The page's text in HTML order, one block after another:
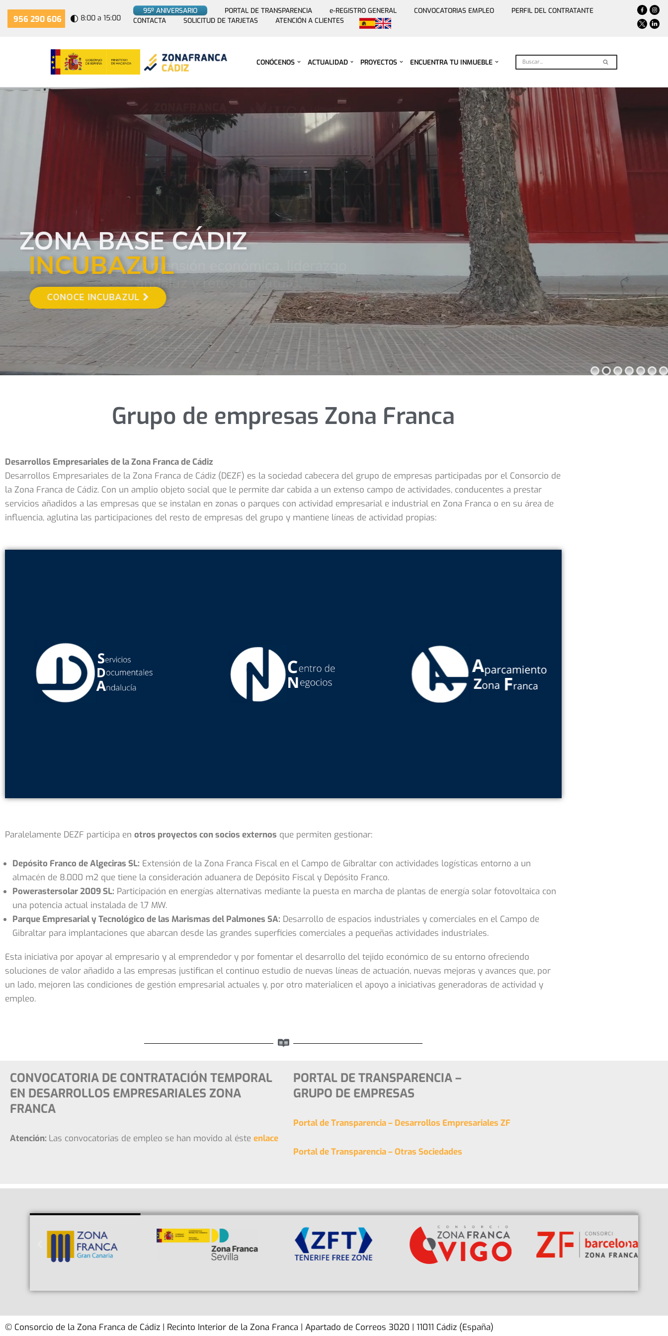
Saltar
956 290 606 8:00 a 15:00
95º ANIVERSARIO PORTAL DE TRANSPARENCIA e-REGISTRO GENERAL CONVOCATORIAS EMPLEO
PERFIL DEL CONTRATANTE
CONTACTA
SOLICITUD DE TARJETAS ATENCIÓN A CLIENTES
CONÓCENOS ACTUALIDAD PROYECTOS ENCUENTRA TU INMUEBLE
Descargar
informe
Grupo de empresas Zona Franca
Desarrollos Empresariales de la Zona Franca de Cádiz
Desarrollos Empresariales de la Zona Franca de Cádiz (DEZF) es la sociedad cabecera del grupo de empresas participadas por el Consorcio de
la Zona Franca de Cádiz. Con un amplio objeto social que le permite dar cabida a un extenso campo de actividades, conducentes a prestar
servicios añadidos a las empresas que se instalan en zonas o parques con actividad empresarial e industrial en Zona Franca o en su área de
influencia, aglutina las participaciones del resto de empresas del grupo y mantiene líneas de actividad propias:
Paralelamente DEZF participa en otros proyectos con socios externos que permiten gestionar:
Depósito Franco de Algeciras SL: Extensión de la Zona Franca Fiscal en el Campo de Gibraltar con actividades logísticas entorno a un
almacén de 8.000 m2 que tiene la consideración aduanera de Depósito Fiscal y Depósito Franco.
Powerastersolar 2009 SL: Participación en energías alternativas mediante la puesta en marcha de plantas de energía solar fotovoltaica con
una potencia actual instalada de 1,7 MW.
Parque Empresarial y Tecnológico de las Marismas del Palmones SA: Desarrollo de espacios industriales y comerciales en el Campo de
Gibraltar para implantaciones que abarcan desde las grandes superficies comerciales a pequeñas actividades industriales.
Esta iniciativa por apoyar al empresario y al emprendedor y por fomentar el desarrollo del tejido económico de su entorno ofreciendo
soluciones de valor añadido a las empresas justifican el continuo estudio de nuevas líneas de actuación, nuevas mejoras y avances que, por
un lado, mejoren las condiciones de gestión empresarial actuales y, por otro materialicen el apoyo a iniciativas generadoras de actividad y
empleo.
CONVOCATORIA DE CONTRATACIÓN TEMPORAL
EN DESARROLLOS EMPRESARIALES ZONA
FRANCA
Atención: Las convocatorias de empleo se han movido al éste enlace
PORTAL DE TRANSPARENCIA –
GRUPO DE EMPRESAS
Portal de Transparencia – Desarrollos Empresariales ZF
Portal de Transparencia – Otras Sociedades
© Consorcio de la Zona Franca de Cádiz | Recinto Interior de la Zona Franca | Apartado de Correos 3020 | 11011 Cádiz (España)